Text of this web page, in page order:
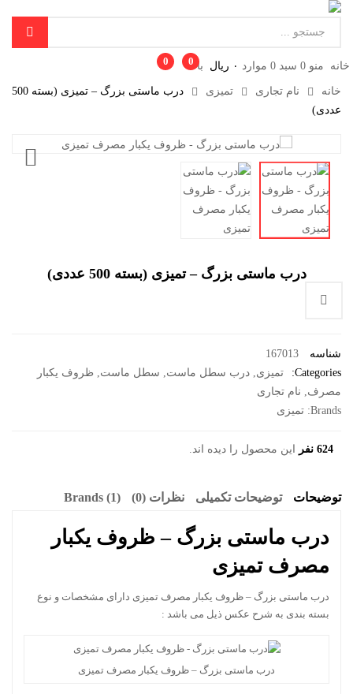
0
0 خانه منو 0 سبد 0 موارد ۰ ریال بالا
خانه نام تجاری تمیزی
درب ماستی بزرگ – تمیزی (بسته 500
عددی)
درب ماستی بزرگ – تمیزی (بسته 500 عددی)
شناسه
167013
Categories:
تمیزی درب سطل ماست سطل ماست ظروف یکبار
مصرف
نام تجاری
Brands: تمیزی
624 نفر این محصول را دیده اند.
توضیحات توضیحات تکمیلی نظرات (0) Brands (1)
درب ماستی بزرگ – ظروف یکبار
مصرف تمیزی
درب ماستی بزرگ – ظروف یکبار مصرف تمیزی دارای مشخصات و نوع
بسته بندی به شرح عکس ذیل می باشد :
درب ماستی بزرگ – ظروف یکبار مصرف تمیزی